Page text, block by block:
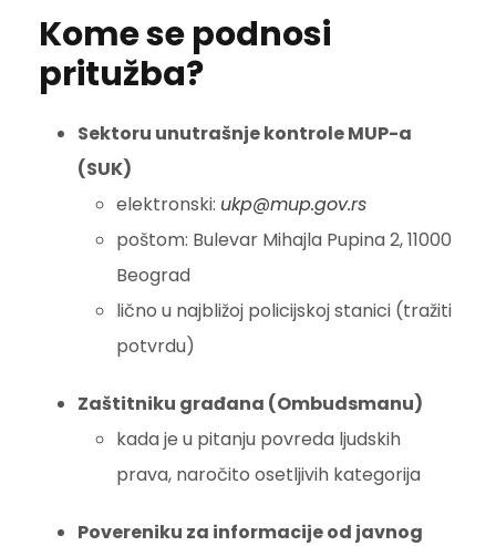
Kome se podnosi
pritužba?
Sektoru unutrašnje kontrole MUP-a
(SUK)
elektronski: ukp@mup.gov.rs
poštom: Bulevar Mihajla Pupina 2, 11000
Beograd
lično u najbližoj policijskoj stanici (tražiti
potvrdu)
Zaštitniku građana (Ombudsmanu)
kada je u pitanju povreda ljudskih
prava, naročito osetljivih kategorija
Povereniku za informacije od javnog